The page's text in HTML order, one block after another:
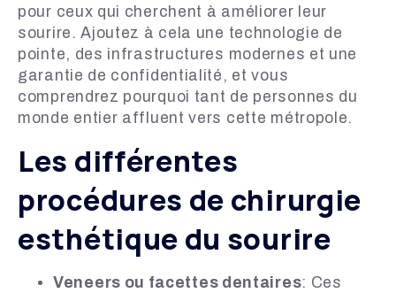
pour ceux qui cherchent à améliorer leur
sourire. Ajoutez à cela une technologie de
pointe, des infrastructures modernes et une
garantie de confidentialité, et vous
comprendrez pourquoi tant de personnes du
monde entier affluent vers cette métropole.
Les différentes
procédures de chirurgie
esthétique du sourire
Veneers ou facettes dentaires: Ces